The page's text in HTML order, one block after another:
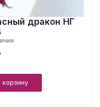
дракон НГ
корзину